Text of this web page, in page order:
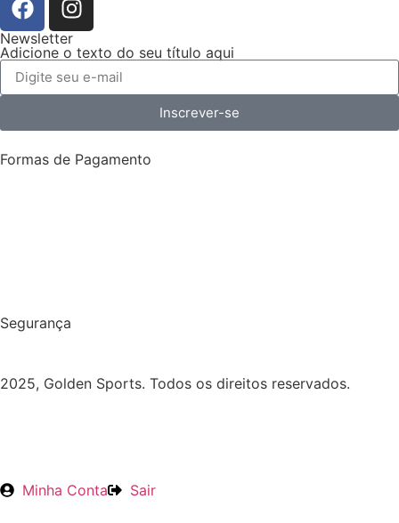
Newsletter
Adicione o texto do seu título aqui
Inscrever-se
Formas de Pagamento
Segurança
2025, Golden Sports. Todos os direitos reservados.
Minha Conta Sair